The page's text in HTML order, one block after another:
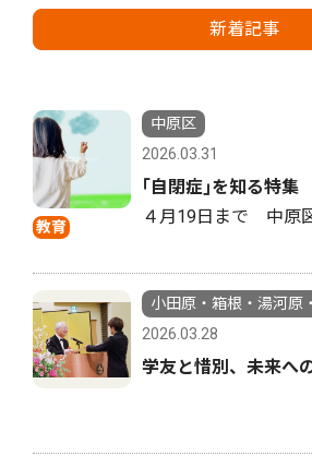
新着記事
教育
中原区
2026.03.31
｢自閉症｣を知る特集
４月19日まで 中原
小田原・箱根・湯河原
2026.03.28
学友と惜別、未来へ